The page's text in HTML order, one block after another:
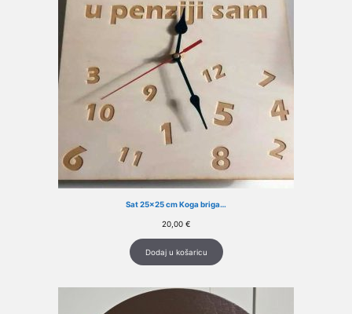
Sat 25×25 cm Koga briga…
20,00 €
Dodaj u košaricu